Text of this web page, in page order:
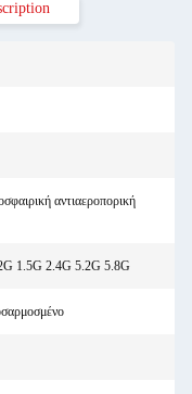
αντιαεροπορική
1.5G 2.4G 5.2G 5.8G